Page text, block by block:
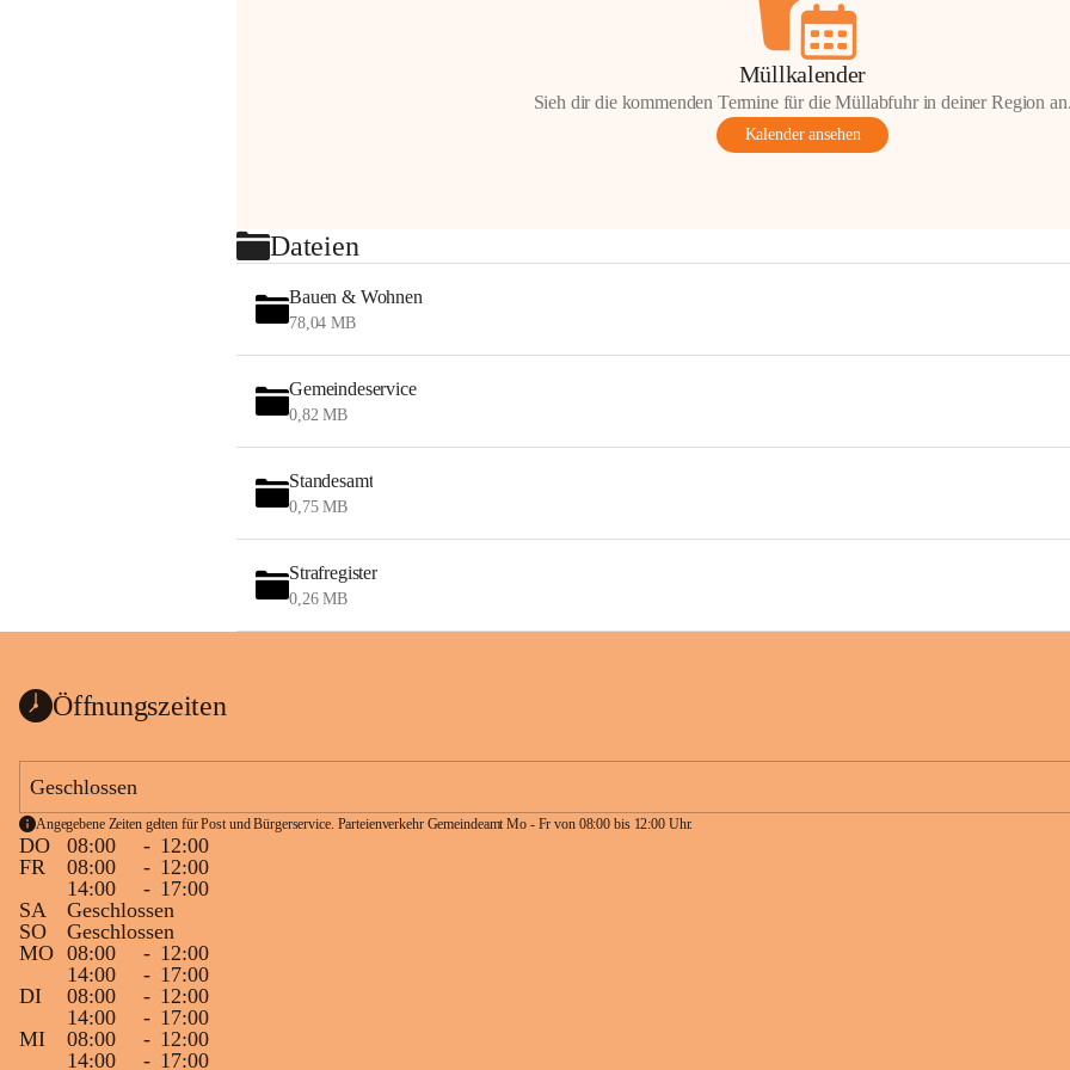
Müllkalender
Sieh dir die kommenden Termine für die Müllabfuhr in deiner Region
Kalender ansehen
Dateien
Bauen & Wohnen
78,04 MB
Gemeindeservice
0,82 MB
Standesamt
0,75 MB
Strafregister
0,26 MB
Öffnungszeiten
Geschlossen
Angegebene Zeiten gelten für Post und Bürgerservice. Parteienverkehr Gemeindeamt Mo - Fr von 08:00 bis 12:00 Uhr.
DO 08:00 - 12:00
FR
08:00 - 12:00
14:00
- 17:00
SA
Geschlossen
SO
Geschlossen
MO 08:00 - 12:00
14:00
- 17:00
DI
08:00 - 12:00
14:00
- 17:00
MI
08:00 - 12:00
14:00
- 17:00